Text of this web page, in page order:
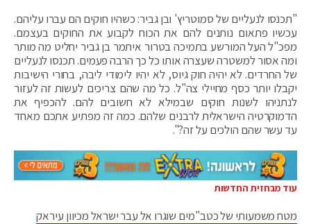
"תכנסו לנעליים של סמוטריץ' ובן גביר: כשהיו חוקים הם עברו עליהם.
עכשיו פתאום נותנים להם את הכוח לקבוע את החוקים בעצמם.
מפכ"ל העל המורשע בתמיכה בטרור איתמר בן גביר יחליט מה מותר
ומה אסור למשטרה שעצרה אותו כל כך הרבה פעמים. תכנסו לנעליים
של החרדים. לא יהיה חוק גיוס, לא יהיו לימודי ליבה, בחורי הישיבות
יקבלו יותר כסף מחיילי צה"ל. כל מה שהם צריכים לעשות זה לעזור
לנתניהו לשנות חוקים שבמילא לא חשובים להם. להכפיף את
הדמוקרטיה הישראלית לרבנים שלהם. כמה זה מפתיע אתכם מאחד
עד עשר שהם הולכים על זה?".
עוד מבחזית החדשות
מטח משמעותי של כטב"מים שוגרו אל עבר ישראל מכיוון עיראק